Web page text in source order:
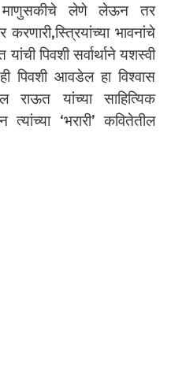
माणुसकीचे लेणे लेऊन तर
करणारी,स्त्रियांच्या भावनांचे
पिवशी सर्वार्थाने यशस्वी
पिवशी आवडेल हा विश्वास
यांच्या साहित्यिक
‘भरारी’ कवितेतील